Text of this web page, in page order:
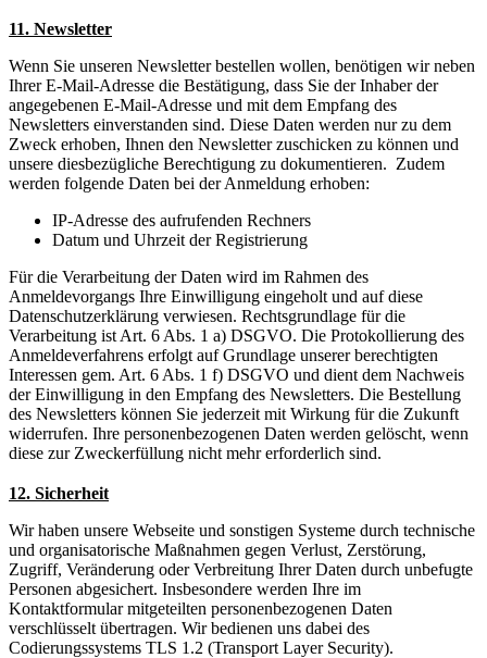
11. Newsletter
Wenn Sie unseren Newsletter bestellen wollen, benötigen wir neben
Ihrer E-Mail-Adresse die Bestätigung, dass Sie der Inhaber der
angegebenen E-Mail-Adresse und mit dem Empfang des
Newsletters einverstanden sind. Diese Daten werden nur zu dem
Zweck erhoben, Ihnen den Newsletter zuschicken zu können und
unsere diesbezügliche Berechtigung zu dokumentieren. Zudem
werden folgende Daten bei der Anmeldung erhoben:
IP-Adresse des aufrufenden Rechners
Datum und Uhrzeit der Registrierung
Für die Verarbeitung der Daten wird im Rahmen des
Anmeldevorgangs Ihre Einwilligung eingeholt und auf diese
Datenschutzerklärung verwiesen. Rechtsgrundlage für die
Verarbeitung ist Art. 6 Abs. 1 a) DSGVO. Die Protokollierung des
Anmeldeverfahrens erfolgt auf Grundlage unserer berechtigten
Interessen gem. Art. 6 Abs. 1 f) DSGVO und dient dem Nachweis
der Einwilligung in den Empfang des Newsletters. Die Bestellung
des Newsletters können Sie jederzeit mit Wirkung für die Zukunft
widerrufen. Ihre personenbezogenen Daten werden gelöscht, wenn
diese zur Zweckerfüllung nicht mehr erforderlich sind.
12. Sicherheit
Wir haben unsere Webseite und sonstigen Systeme durch technische
und organisatorische Maßnahmen gegen Verlust, Zerstörung,
Zugriff, Veränderung oder Verbreitung Ihrer Daten durch unbefugte
Personen abgesichert. Insbesondere werden Ihre im
Kontaktformular mitgeteilten personenbezogenen Daten
verschlüsselt übertragen. Wir bedienen uns dabei des
Codierungssystems TLS 1.2 (Transport Layer Security).